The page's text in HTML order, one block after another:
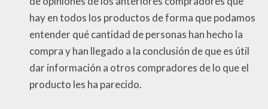
hay en todos los productos de forma que podamos
entender qué cantidad de personas han hecho la
compra y han llegado a la conclusión de que es útil
dar información a otros compradores de lo que el
producto les ha parecido.